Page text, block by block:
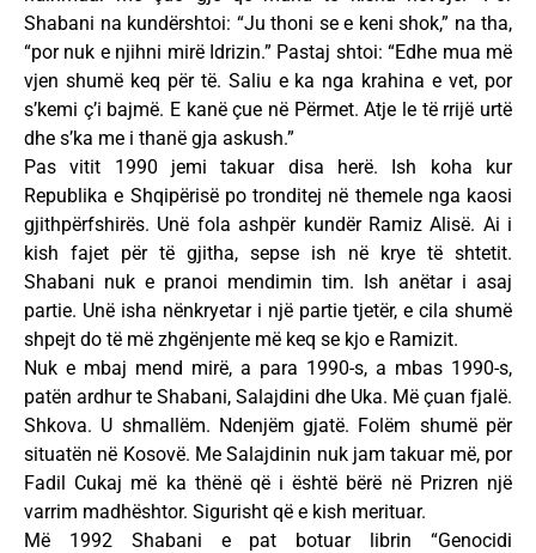
Shabani na kundërshtoi: “Ju thoni se e keni shok,” na tha,
“por nuk e njihni mirë Idrizin.” Pastaj shtoi: “Edhe mua më
vjen shumë keq për të. Saliu e ka nga krahina e vet, por
s’kemi ç’i bajmë. E kanë çue në Përmet. Atje le të rrijë urtë
dhe s’ka me i thanë gja askush.”
Pas vitit 1990 jemi takuar disa herë. Ish koha kur
Republika e Shqipërisë po tronditej në themele nga kaosi
gjithpërfshirës. Unë fola ashpër kundër Ramiz Alisë. Ai i
kish fajet për të gjitha, sepse ish në krye të shtetit.
Shabani nuk e pranoi mendimin tim. Ish anëtar i asaj
partie. Unë isha nënkryetar i një partie tjetër, e cila shumë
shpejt do të më zhgënjente më keq se kjo e Ramizit.
Nuk e mbaj mend mirë, a para 1990-s, a mbas 1990-s,
patën ardhur te Shabani, Salajdini dhe Uka. Më çuan fjalë.
Shkova. U shmallëm. Ndenjëm gjatë. Folëm shumë për
situatën në Kosovë. Me Salajdinin nuk jam takuar më, por
Fadil Cukaj më ka thënë që i është bërë në Prizren një
varrim madhështor. Sigurisht që e kish merituar.
Më 1992 Shabani e pat botuar librin “Genocidi